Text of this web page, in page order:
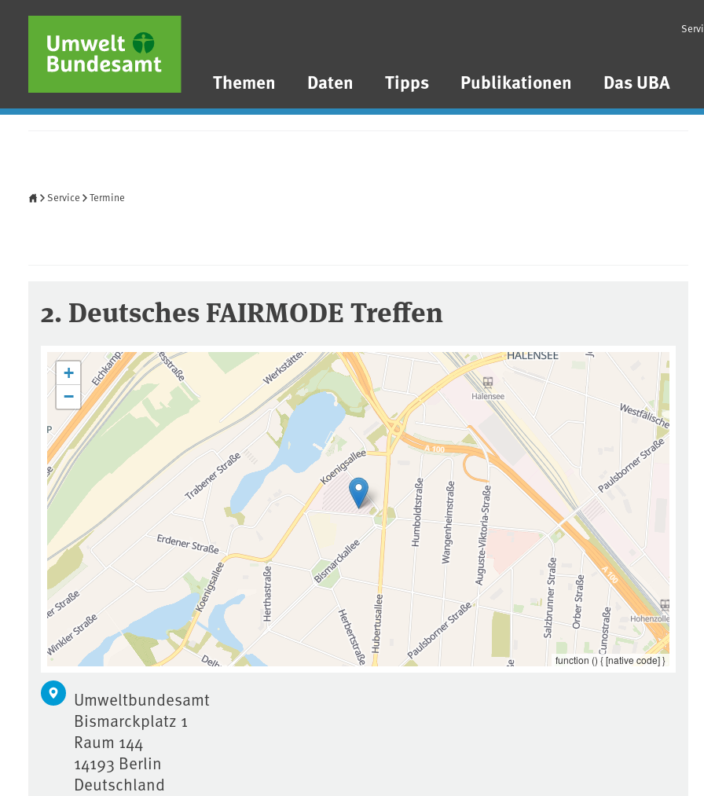
Direkt zum Inhalt
Direkt zum Hauptmenü
Direkt zur Fußzeile
Themen Daten Tipps Publikationen Das UBA
Service Termine
2. Deutsches FAIRMODE Treffen
+
−
function () { [native code] }
Umweltbundesamt
Bismarckplatz 1
Raum 144
14193 Berlin
Deutschland